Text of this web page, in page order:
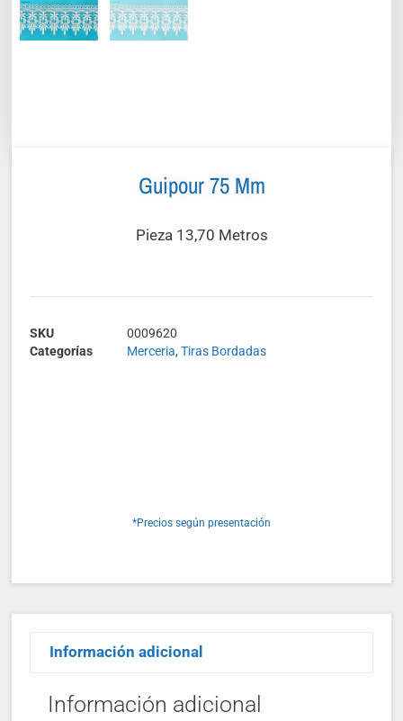
Guipour 75 Mm
Pieza 13,70 Metros
SKU
0009620
Categorías
Merceria,Tiras Bordadas
*Precios según presentación
Información adicional
Información adicional